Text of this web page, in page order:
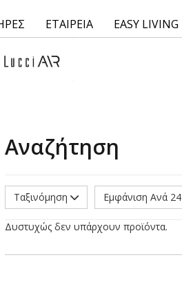
ΕΤΑΙΡΕΙΑ EASY LIVING
Αναζήτηση
Ταξινόμηση Εμφάνιση Ανά 24
Δυστυχώς δεν υπάρχουν προϊόντα.